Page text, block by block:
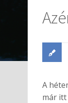
A
már itt